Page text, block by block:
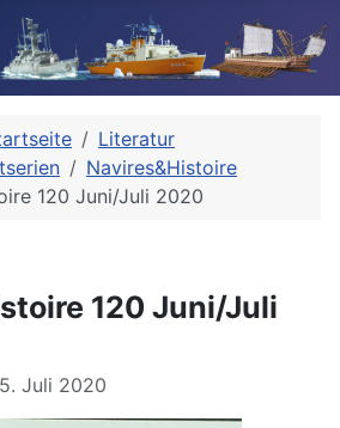
Literatur
Navires&Histoire
120 Juni/Juli 2020
120 Juni/Juli
Juli 2020